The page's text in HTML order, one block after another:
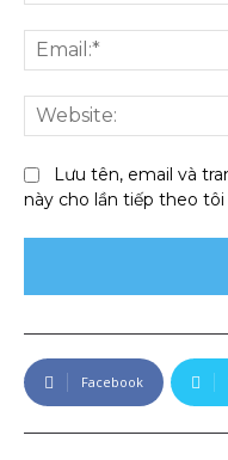
Lưu tên, email và
này cho lần tiếp theo tôi
Facebook